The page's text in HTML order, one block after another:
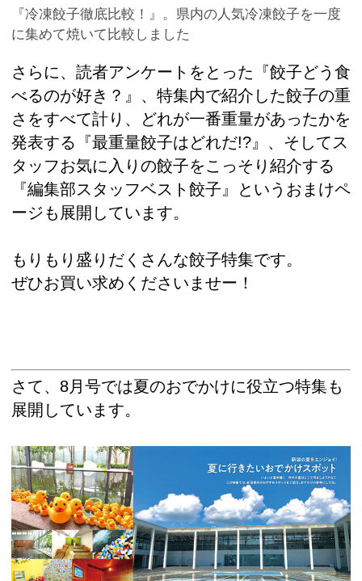
『冷凍餃子徹底比較！』。県内の人気冷凍餃子を一度
に集めて焼いて比較しました
さらに、読者アンケートをとった『餃子どう食
べるのが好き？』、特集内で紹介した餃子の重
さをすべて計り、どれが一番重量があったかを
発表する『最重量餃子はどれだ!?』、そしてス
タッフお気に入りの餃子をこっそり紹介する
『編集部スタッフベスト餃子』というおまけペ
ージも展開しています。
もりもり盛りだくさんな餃子特集です。
ぜひお買い求めくださいませー！
さて、8月号では夏のおでかけに役立つ特集も
展開しています。